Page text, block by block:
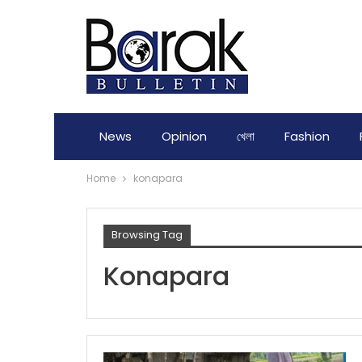
News Opinion খেলা Fashion
Home konapara
Browsing Tag
Konapara